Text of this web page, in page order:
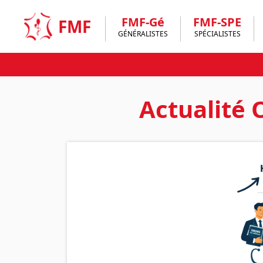
content
FMF FMF-Gé
GÉNÉRALISTES
FMF-SPE
SPÉCIALISTES
Actualité